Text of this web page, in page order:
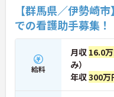
【群馬県／伊勢崎
での看護助手募集！
給料
月収 16.0
み）
年収300万